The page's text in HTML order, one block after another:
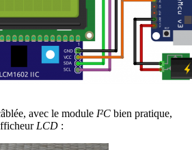
avec le module I²C bien pratique,
LCD :